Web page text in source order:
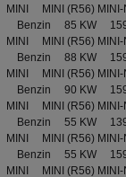
MINI MINI (R56)
Benzin 85 KW
MINI MINI (R56)
Benzin 88 KW
MINI MINI (R56)
Benzin 90 KW
MINI MINI (R56)
Benzin 55 KW
MINI MINI (R56)
Benzin 55 KW
MINI MINI (R56)